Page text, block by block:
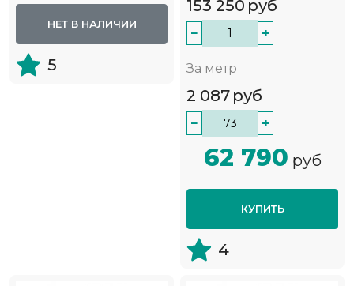
НЕТ В НАЛИЧИИ
5
153 250 руб
− +
За метр
2 087 руб
− +
62 790 руб
КУПИТЬ
4